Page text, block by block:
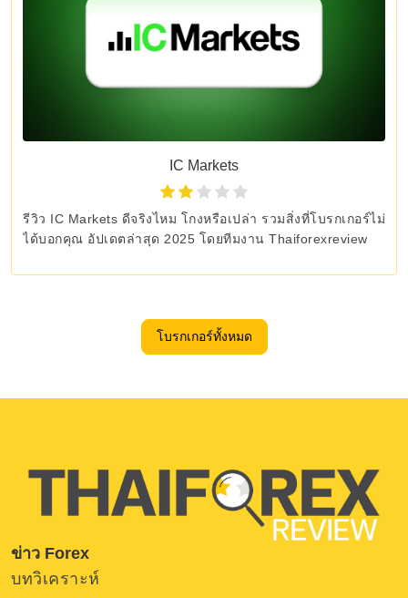
IC Markets
รีวิว IC Markets ดีจริงไหม โกงหรือเปล่า รวมสิ่งที่โบรกเกอร์ไม่
ได้บอกคุณ อัปเดตล่าสุด 2025 โดยทีมงาน Thaiforexreview
โบรกเกอร์ทั้งหมด
ข่าว Forex
บทวิเคราะห์